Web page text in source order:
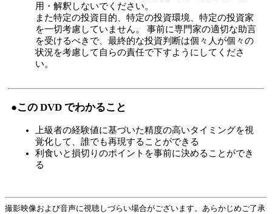
用・解釈しないでください。
また特定の投資目的、特定の投資環境、特定の投資家
を一切考慮していません。 事前に専門家の適切な助言
を受けるべきで、最終的な投資判断は個々人が個々の
状況を考慮して自らの責任で下すようにしてくださ
い。
●この DVD でわかること
上級者の経験値に基づいた精度の高いタイミングを視
覚化して、誰でも再現することができる
利食いと損切りのポイントを事前に決めることができ
る
撮影映像および音声に視聴しづらい場合がございます。あらかじめご了承